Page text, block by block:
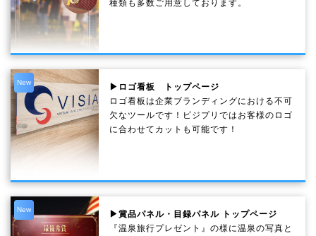
種類も多数ご用意しております。
New
▶ロゴ看板 トップページ
ロゴ看板は企業ブランディングにおける不可
欠なツールです！ビジプリではお客様のロゴ
に合わせてカットも可能です！
New
▶賞品パネル・目録パネル トップページ
『温泉旅行プレゼント』の様に温泉の写真と